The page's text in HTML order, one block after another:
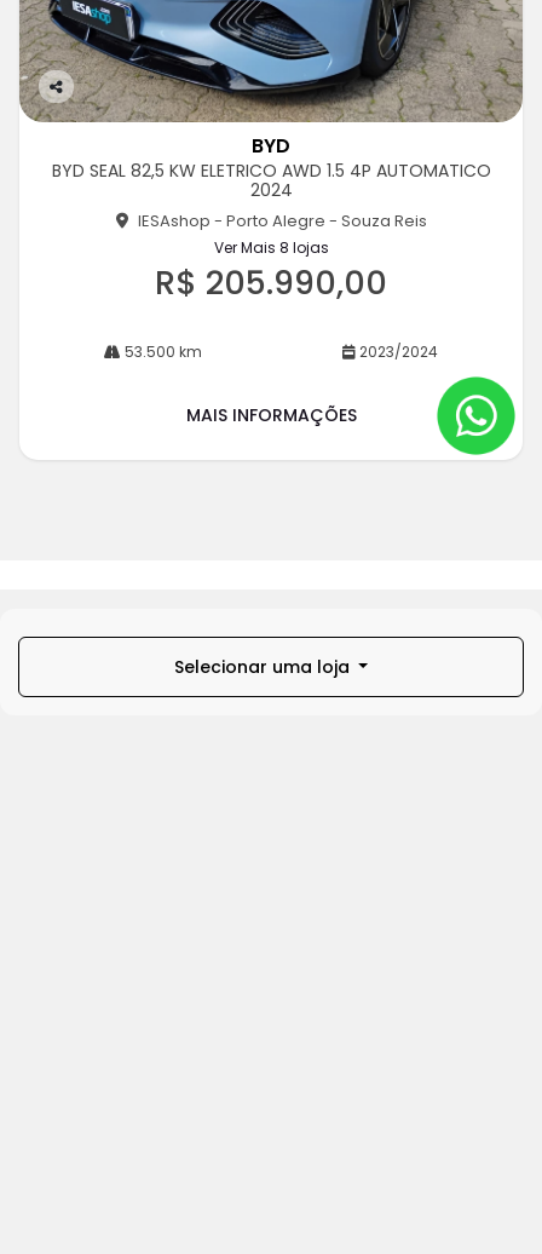
Co
rtil
BYD
BYD SEAL 82,5 KW ELETRICO AWD 1.5 4P AUTOMATICO
2024
IESAshop - Porto Alegre - Souza Reis
Ver Mais 8 lojas
R$ 205.990,00
53.500 km 2023/2024
MAIS INFORMAÇÕES
Selecionar uma loja